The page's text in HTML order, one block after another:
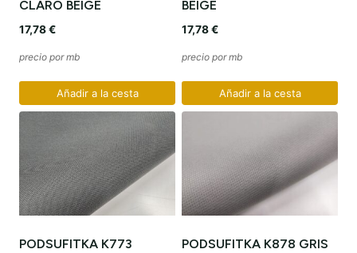
CLARO BEIGE
17,78€
precio por mb
Añadir a la cesta
BEIGE
17,78€
precio por mb
Añadir a la cesta
PODSUFITKA K773
PODSUFITKA K878 GRIS